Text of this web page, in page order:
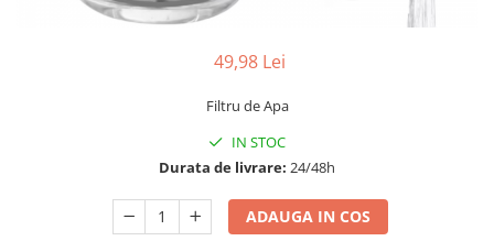
49,98 Lei
Filtru de Apa
IN STOC
Durata de livrare: 24/48h
ADAUGA IN COS